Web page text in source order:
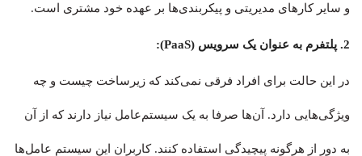
و سایر کارهای مدیریتی و پیکربندی‌ها بر عهده خود مشتری است.
2. پلتفرم به عنوان یک سرویس (PaaS):
در این حالت برای افراد فرقی نمی‌کند که زیرساخت چیست و چه
ویژگی‌هایی دارد. آن‌ها صرفا به یک سیستم‌عامل نیاز دارند که از آن
به دور از هرگونه پیچیدگی استفاده کنند. کاربران این سیستم عامل‌ها